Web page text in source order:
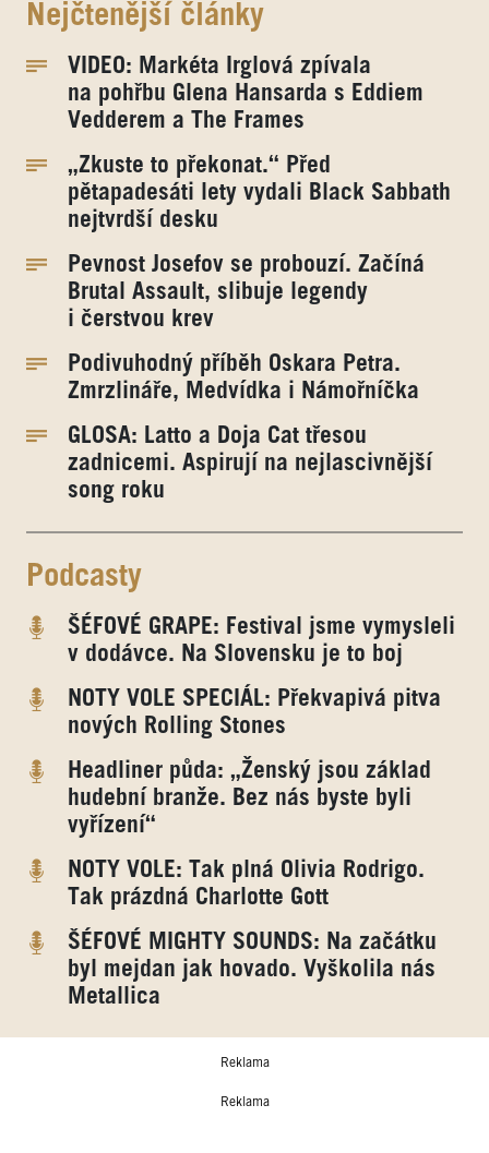
Nejčtenější články
VIDEO: Markéta Irglová zpívala
na pohřbu Glena Hansarda s Eddiem
Vedderem a The Frames
„Zkuste to překonat.“ Před
pětapadesáti lety vydali Black Sabbath
nejtvrdší desku
Pevnost Josefov se probouzí. Začíná
Brutal Assault, slibuje legendy
i čerstvou krev
Podivuhodný příběh Oskara Petra.
Zmrzlináře, Medvídka i Námořníčka
GLOSA: Latto a Doja Cat třesou
zadnicemi. Aspirují na nejlascivnější
song roku
Podcasty
ŠÉFOVÉ GRAPE: Festival jsme vymysleli
v dodávce. Na Slovensku je to boj
NOTY VOLE SPECIÁL: Překvapivá pitva
nových Rolling Stones
Headliner půda: „Ženský jsou základ
hudební branže. Bez nás byste byli
vyřízení“
NOTY VOLE: Tak plná Olivia Rodrigo.
Tak prázdná Charlotte Gott
ŠÉFOVÉ MIGHTY SOUNDS: Na začátku
byl mejdan jak hovado. Vyškolila nás
Metallica
Reklama
Reklama